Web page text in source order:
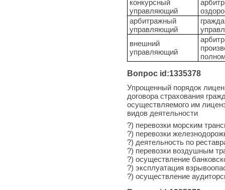
конкурсный
управляющий
арбитражный
управляющий
внешний
управляющий
Вопрос id:1335378
Упрощенный порядок
договора страхования
осуществляемого им
видов деятельности
?) перевозки морским
?) перевозки
?) деятельность по
?) перевозки воздушным
?) осуществление
?) эксплуатация
?) осуществление